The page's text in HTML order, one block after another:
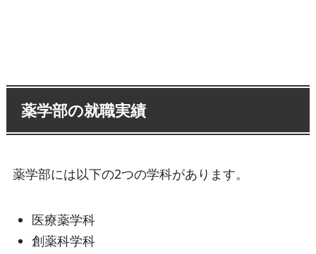
薬学部の就職実績
薬学部には以下の2つの学科があります。
医療薬学科
創薬科学科